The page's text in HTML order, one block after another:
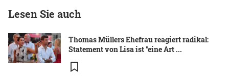
Lesen Sie auch
Thomas Müllers Ehefrau reagiert radikal:
Statement von Lisa ist "eine Art ...